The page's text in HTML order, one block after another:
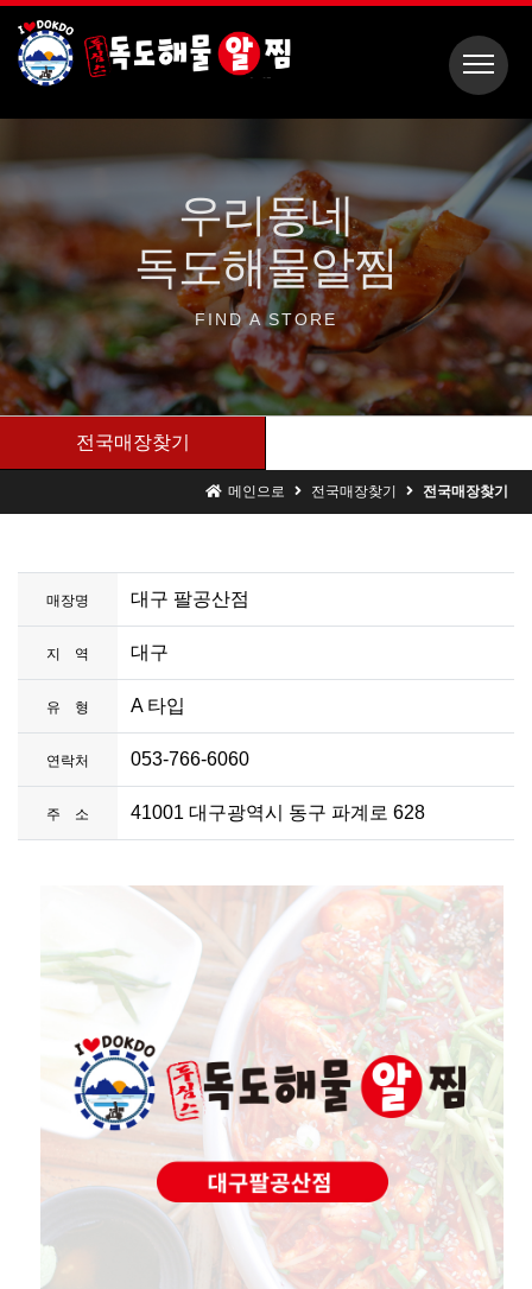
우리동네
독도해물알찜
FIND ASTORE
전국매장찾기
메인으로 전국매장찾기 전국매장찾기
매장명 대구 팔공산점
지 역 대구
유 형 A 타입
연락처 053-766-6060
주 소 41001 대구광역시 동구 파계로 628